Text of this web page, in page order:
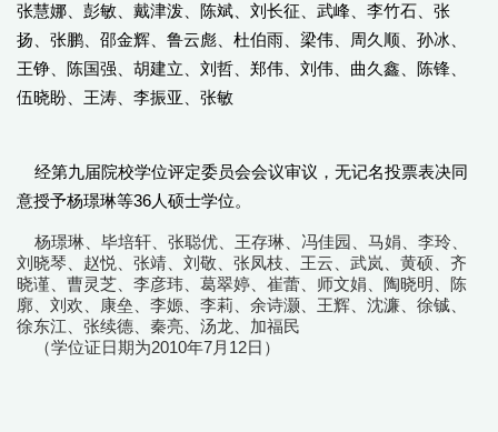
张慧娜、彭敏、戴津泼、陈斌、刘长征、武峰、李竹石、张
扬、张鹏、邵金辉、鲁云彪、杜伯雨、梁伟、周久顺、孙冰、
王铮、陈国强、胡建立、刘哲、郑伟、刘伟、曲久鑫、陈锋、
伍晓盼、王涛、李振亚、张敏
经第九届院校学位评定委员会会议审议，无记名投票表决同
意授予杨璟琳等36人硕士学位。
杨璟琳、毕培轩、张聪优、王存琳、冯佳园、马娟、李玲、
刘晓琴、赵悦、张靖、刘敬、张凤枝、王云、武岚、黄硕、齐
晓谨、曹灵芝、李彦玮、葛翠婷、崔蕾、师文娟、陶晓明、陈
廓、刘欢、康垒、李嫄、李莉、余诗灏、王辉、沈濂、徐铖、
徐东江、张续德、秦亮、汤龙、加福民
（学位证日期为2010年7月12日）